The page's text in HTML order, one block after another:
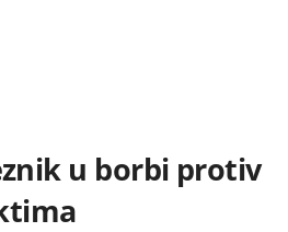
u borbi protiv